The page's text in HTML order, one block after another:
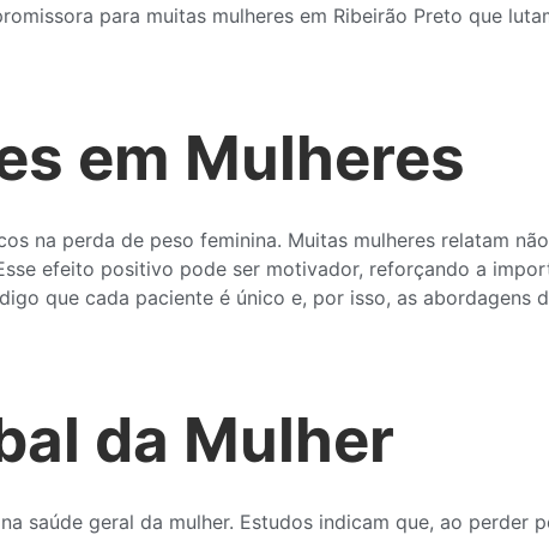
para muitas mulheres em Ribeirão Preto que
em Mulheres
na perda de peso feminina. Muitas mulheres relatam
efeito positivo pode ser motivador, reforçando a
que cada paciente é único e, por isso, as abordagens
da Mulher
geral da mulher. Estudos indicam que, ao perder